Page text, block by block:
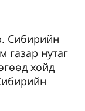
Сибирийн
газар нутаг
хойд